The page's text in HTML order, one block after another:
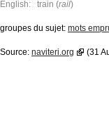
English:
train (rail)
groupes du sujet: mots
Source: naviteri.org (31